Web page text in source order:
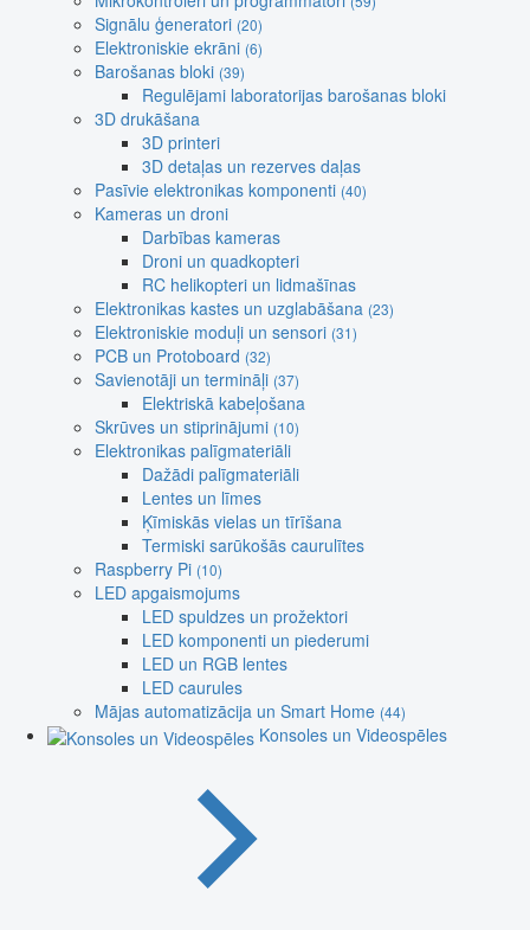
Signālu ģeneratori (20)
Elektroniskie ekrāni (6)
Barošanas bloki (39)
Regulējami laboratorijas barošanas bloki
3D drukāšana
3D printeri
3D detaļas un rezerves daļas
Pasīvie elektronikas komponenti (40)
Kameras un droni
Darbības kameras
Droni un quadkopteri
RC helikopteri un lidmašīnas
Elektronikas kastes un uzglabāšana (23)
Elektroniskie moduļi un sensori (31)
PCB un Protoboard (32)
Savienotāji un termināļi (37)
Elektriskā kabeļošana
Skrūves un stiprinājumi (10)
Elektronikas palīgmateriāli
Dažādi palīgmateriāli
Lentes un līmes
Ķīmiskās vielas un tīrīšana
Termiski sarūkošās caurulītes
Raspberry Pi (10)
LED apgaismojums
LED spuldzes un prožektori
LED komponenti un piederumi
LED un RGB lentes
LED caurules
Mājas automatizācija un Smart Home (44)
Konsoles un Videospēles